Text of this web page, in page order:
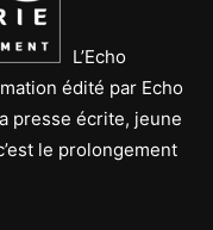
L’Echo
édité par Echo
presse écrite, jeune
le prolongement